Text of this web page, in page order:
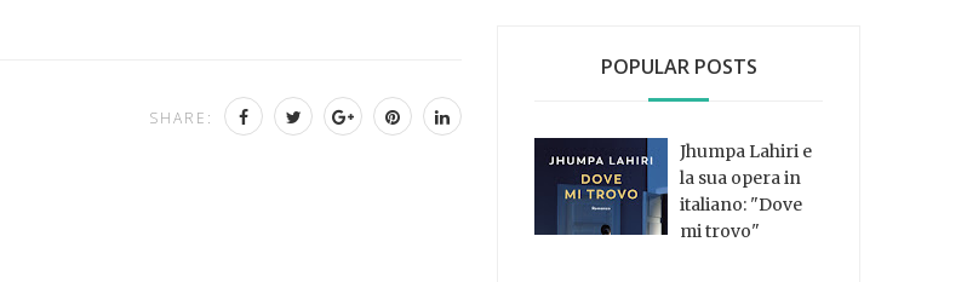
SHARE:
POPULAR POSTS
Jhumpa Lahiri e
la sua opera in
italiano: "Dove
mi trovo"